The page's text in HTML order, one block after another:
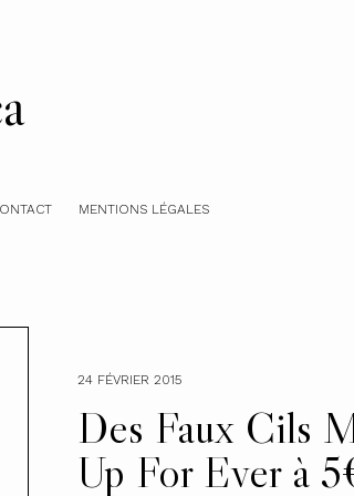
MENTIONS LÉGALES
24 FÉVRIER 2015
Des Faux Cils
Up For Ever à